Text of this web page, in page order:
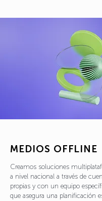
MEDIOS OFFLINE
Creamos soluciones
a nivel nacional a través de
propias y con un equipo
que asegura una planificación